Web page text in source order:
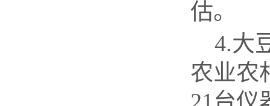
估。
4.大
农业农